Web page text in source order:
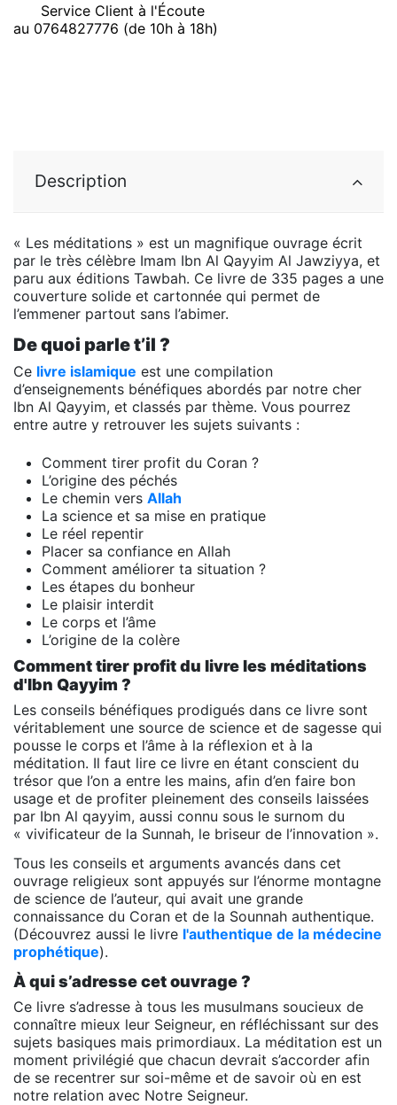
Service Client à l'Écoute
au 0764827776 (de 10h à 18h)
Description
« Les méditations » est un magnifique ouvrage écrit
par le très célèbre Imam Ibn Al Qayyim Al Jawziyya, et
paru aux éditions Tawbah. Ce livre de 335 pages a une
couverture solide et cartonnée qui permet de
l’emmener partout sans l’abimer.
De quoi parle t’il ?
Ce livre islamique est une compilation
d’enseignements bénéfiques abordés par notre cher
Ibn Al Qayyim, et classés par thème. Vous pourrez
entre autre y retrouver les sujets suivants :
Comment tirer profit du Coran ?
L’origine des péchés
Le chemin vers Allah
La science et sa mise en pratique
Le réel repentir
Placer sa confiance en Allah
Comment améliorer ta situation ?
Les étapes du bonheur
Le plaisir interdit
Le corps et l’âme
L’origine de la colère
Comment tirer profit du livre les méditations
d'Ibn Qayyim ?
Les conseils bénéfiques prodigués dans ce livre sont
véritablement une source de science et de sagesse qui
pousse le corps et l’âme à la réflexion et à la
méditation. Il faut lire ce livre en étant conscient du
trésor que l’on a entre les mains, afin d’en faire bon
usage et de profiter pleinement des conseils laissées
par Ibn Al qayyim, aussi connu sous le surnom du
« vivificateur de la Sunnah, le briseur de l’innovation ».
Tous les conseils et arguments avancés dans cet
ouvrage religieux sont appuyés sur l’énorme montagne
de science de l’auteur, qui avait une grande
connaissance du Coran et de la Sounnah authentique.
(Découvrez aussi le livre l'authentique de la médecine
prophétique).
À qui s’adresse cet ouvrage ?
Ce livre s’adresse à tous les musulmans soucieux de
connaître mieux leur Seigneur, en réfléchissant sur des
sujets basiques mais primordiaux. La méditation est un
moment privilégié que chacun devrait s’accorder afin
de se recentrer sur soi-même et de savoir où en est
notre relation avec Notre Seigneur.